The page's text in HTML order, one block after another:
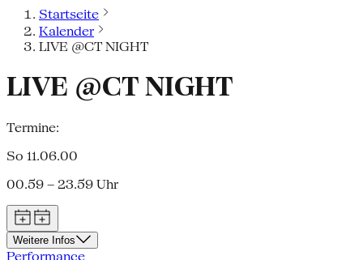
Startseite
Kalender
LIVE @CT NIGHT
LIVE @CT NIGHT
Termine:
So 11.06.00
00.59 – 23.59 Uhr
Weitere Infos
Performance